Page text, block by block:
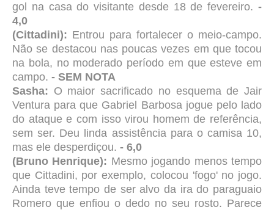
gol na casa do visitante desde 18 de fevereiro. -
4,0
(Cittadini): Entrou para fortalecer o meio-campo.
Não se destacou nas poucas vezes em que tocou
na bola, no moderado período em que esteve em
campo. - SEM NOTA
Sasha: O maior sacrificado no esquema de Jair
Ventura para que Gabriel Barbosa jogue pelo lado
do ataque e com isso virou homem de referência,
sem ser. Deu linda assistência para o camisa 10,
mas ele desperdiçou. - 6,0
(Bruno Henrique): Mesmo jogando menos tempo
que Cittadini, por exemplo, colocou 'fogo' no jogo.
Ainda teve tempo de ser alvo da ira do paraguaio
Romero que enfiou o dedo no seu rosto. Parece